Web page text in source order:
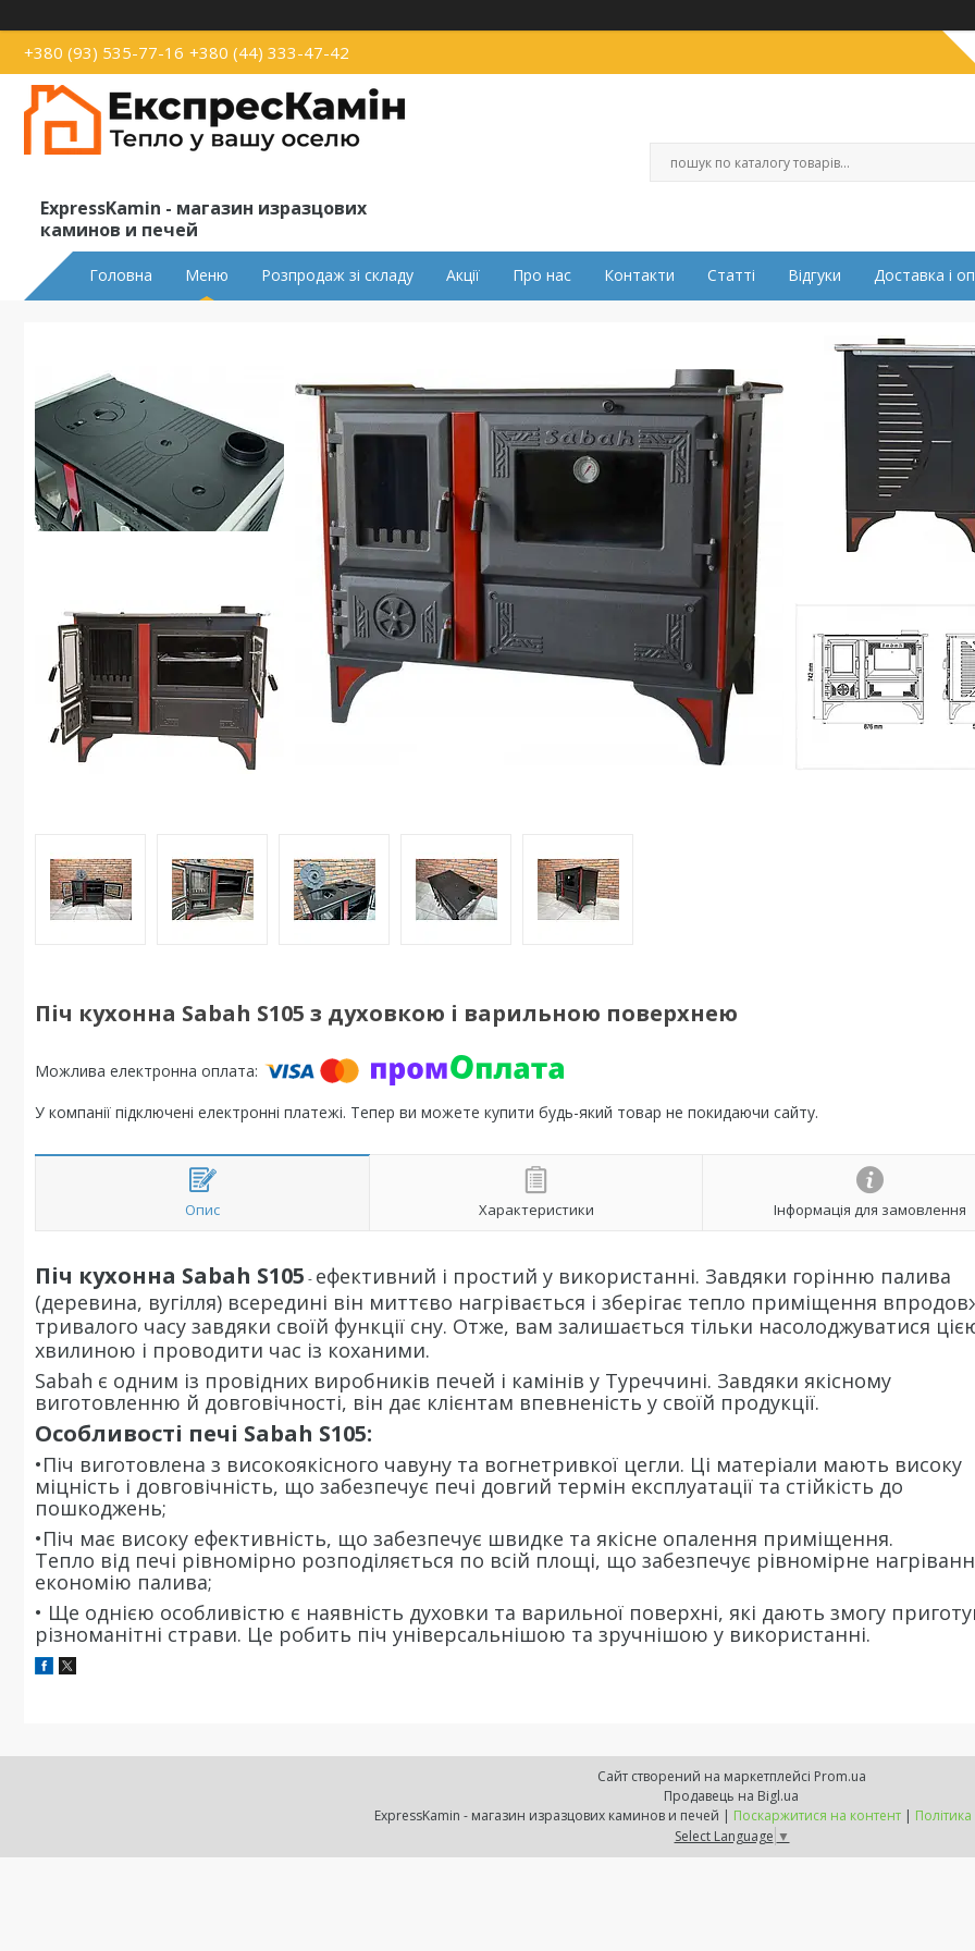
+380 (93) 535-77-16 +380 (44) 333-47-42
ExpressKamin - магазин изразцових
каминов и печей
Головна Меню Розпродаж зі складу Акції Про нас Контакти Статті Відгуки Доставка і
Піч кухонна Sabah S105 з духовкою і варильною поверхнею
У компанії підключені електронні платежі. Тепер ви можете купити будь-який товар не покидаючи сайту.
Опис Характеристики Інформація для замовлення
Піч кухонна Sabah S105 - ефективний і простий у використанні. Завдяки горінню палива
(деревина, вугілля) всередині він миттєво нагрівається і зберігає тепло приміщення
тривалого часу завдяки своїй функції сну. Отже, вам залишається тільки насолоджуватися
хвилиною і проводити час із коханими.
Sabah є одним із провідних виробників печей і камінів у Туреччині. Завдяки якісному
виготовленню й довговічності, він дає клієнтам впевненість у своїй продукції.
Особливості печі Sabah S105:
•Піч виготовлена з високоякісного чавуну та вогнетривкої цегли. Ці матеріали мають високу
міцність і довговічність, що забезпечує печі довгий термін експлуатації та стійкість до
пошкоджень;
•Піч має високу ефективність, що забезпечує швидке та якісне опалення приміщення.
Тепло від печі рівномірно розподіляється по всій площі, що забезпечує рівномірне
економію палива;
• Ще однією особливістю є наявність духовки та варильної поверхні, які дають змогу
різноманітні страви. Це робить піч універсальнішою та зручнішою у використанні.
Сайт створений на маркетплейсі Prom.ua
Продавець на Bigl.ua
ExpressKamin - магазин изразцових каминов и печей | Поскаржитися на контент |
Select Language ▼